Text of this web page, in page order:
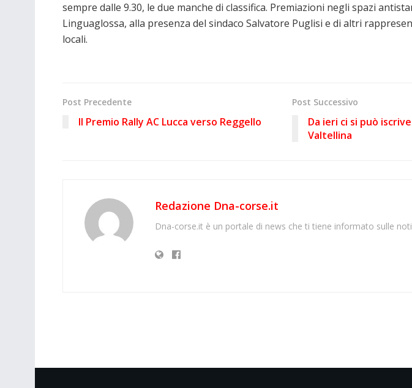
sempre dalle 9.30, le due manche di classifica. Premiazioni negli spazi
Linguaglossa, alla presenza del sindaco Salvatore Puglisi e di altri
locali.
Post Precedente
Il Premio Rally AC Lucca verso Reggello
Post Successivo
Da ieri ci si può
Valtellina
Redazione Dna-corse.it
Dna-corse.it è un portale di news che ti tiene informato sulle